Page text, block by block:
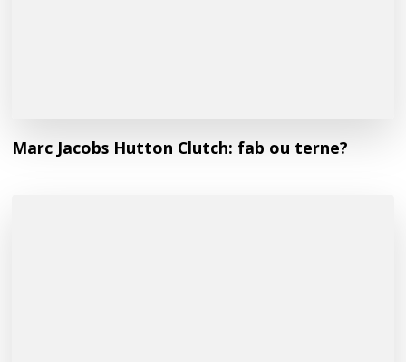
Marc Jacobs Hutton Clutch: fab ou terne?